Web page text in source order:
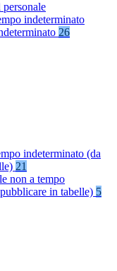
indeterminato
26
indeterminato (da
21
non a tempo
in tabelle) 5